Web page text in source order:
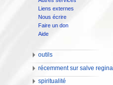
Liens externes
Nous écrire
Faire un don
Aide
outils
récemment sur salve regina
spiritualité